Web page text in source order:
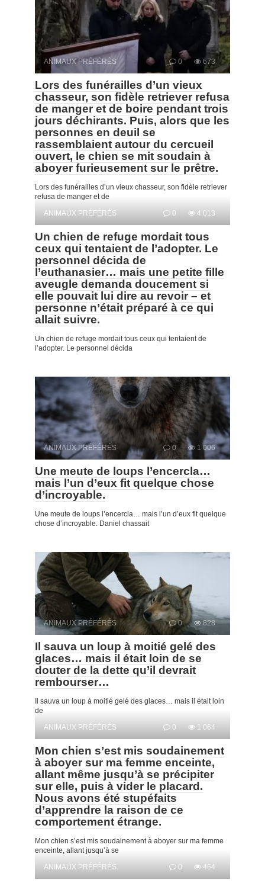
ANIMAUX PRÉFÉRÉS 0 673
Lors des funérailles d’un vieux
chasseur, son fidèle retriever refusa
de manger et de boire pendant trois
jours déchirants. Puis, alors que les
personnes en deuil se
rassemblaient autour du cercueil
ouvert, le chien se mit soudain à
aboyer furieusement sur le prêtre.
Lors des funérailles d’un vieux chasseur, son fidèle retriever
refusa de manger et de
ANIMAUX PRÉFÉRÉS
0 4 013
Un chien de refuge mordait tous
ceux qui tentaient de l’adopter. Le
personnel décida de
l’euthanasier… mais une petite fille
aveugle demanda doucement si
elle pouvait lui dire au revoir – et
personne n’était préparé à ce qui
allait suivre.
Un chien de refuge mordait tous ceux qui tentaient de
l’adopter. Le personnel décida
ANIMAUX PRÉFÉRÉS 0 1 006
Une meute de loups l’encercla…
mais l’un d’eux fit quelque chose
d’incroyable.
Une meute de loups l’encercla… mais l’un d’eux fit quelque
chose d’incroyable. Daniel chassait
ANIMAUX PRÉFÉRÉS 0 828
Il sauva un loup à moitié gelé des
glaces… mais il était loin de se
douter de la dette qu’il devrait
rembourser…
Il sauva un loup à moitié gelé des glaces… mais il était loin
de
ANIMAUX PRÉFÉRÉS
0 1 064
Mon chien s’est mis soudainement
à aboyer sur ma femme enceinte,
allant même jusqu’à se précipiter
sur elle, puis à vider le placard.
Nous avons été stupéfaits
d’apprendre la raison de ce
comportement étrange.
Mon chien s’est mis soudainement à aboyer sur ma femme
enceinte, allant jusqu’à se
ANIMAUX PRÉFÉRÉS
0 464